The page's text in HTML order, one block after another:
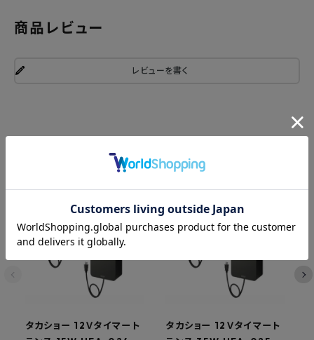
商品レビュー
レビューを書く
タカショー 12Ｖタイマート
タカショー 12Ｖタイマート